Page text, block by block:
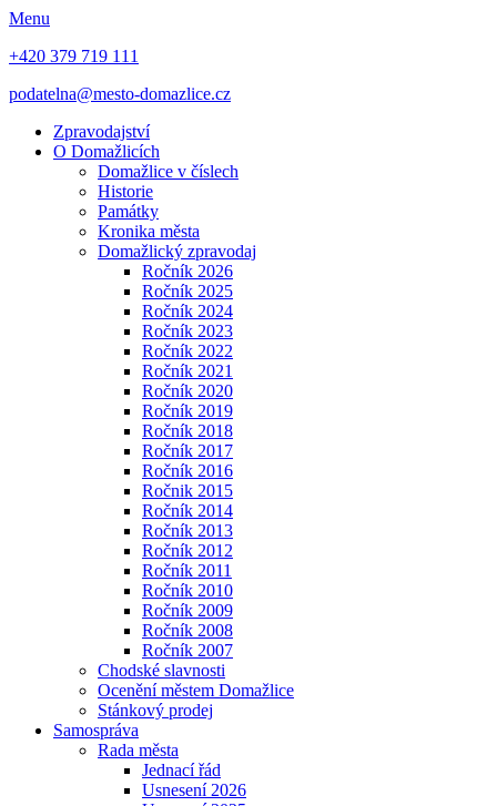
Menu
+420 379 719 111
podatelna@mesto-domazlice.cz
Zpravodajství
O Domažlicích
Domažlice v číslech
Historie
Památky
Kronika města
Domažlický zpravodaj
Ročník 2026
Ročník 2025
Ročník 2024
Ročník 2023
Ročník 2022
Ročník 2021
Ročník 2020
Ročník 2019
Ročník 2018
Ročník 2017
Ročník 2016
Ročnik 2015
Ročník 2014
Ročník 2013
Ročník 2012
Ročník 2011
Ročník 2010
Ročník 2009
Ročník 2008
Ročník 2007
Chodské slavnosti
Ocenění městem Domažlice
Stánkový prodej
Samospráva
Rada města
Jednací řád
Usnesení 2026